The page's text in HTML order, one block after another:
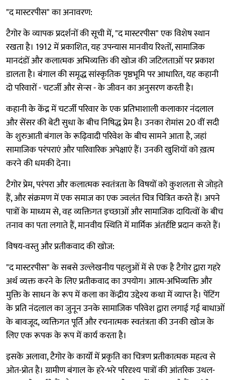
"द मास्टरपीस" का अनावरण:
टैगोर के व्यापक प्रदर्शनों की सूची में, "द मास्टरपीस" एक विशेष स्थान
रखता है। 1912 में प्रकाशित, यह उपन्यास मानवीय रिश्तों, सामाजिक
मानदंडों और कलात्मक अभिव्यक्ति की खोज की जटिलताओं पर प्रकाश
डालता है। बंगाल की समृद्ध सांस्कृतिक पृष्ठभूमि पर आधारित, यह कहानी
दो परिवारों - चटर्जी और सेन्स - के जीवन का अनुसरण करती है।
कहानी के केंद्र में चटर्जी परिवार के एक प्रतिभाशाली कलाकार नंदलाल
और सेंसर की बेटी सुधा के बीच निषिद्ध प्रेम है। उनका रोमांस 20 वीं सदी
के शुरुआती बंगाल के रूढ़िवादी परिवेश के बीच सामने आता है, जहां
सामाजिक परंपराएं और पारिवारिक अपेक्षाएं हैं। उनकी खुशियों को ख़त्म
करने की धमकी देना।
टैगोर प्रेम, परंपरा और कलात्मक स्वतंत्रता के विषयों को कुशलता से जोड़ते
हैं, और संक्रमण में एक समाज का एक ज्वलंत चित्र चित्रित करते हैं। अपने
पात्रों के माध्यम से, वह व्यक्तिगत इच्छाओं और सामाजिक दायित्वों के बीच
तनाव का पता लगाते हैं, मानवीय स्थिति में मार्मिक अंतर्दृष्टि प्रदान करते हैं।
विषय-वस्तु और प्रतीकवाद की खोज:
"द मास्टरपीस" के सबसे उल्लेखनीय पहलुओं में से एक है टैगोर द्वारा गहरे
अर्थ व्यक्त करने के लिए प्रतीकवाद का उपयोग। आत्म-अभिव्यक्ति और
मुक्ति के साधन के रूप में कला का केंद्रीय उद्देश्य कथा में व्याप्त है। पेंटिंग
के प्रति नंदलाल का जुनून उनके सामाजिक परिवेश द्वारा लगाई गई बाधाओं
के बावजूद, व्यक्तिगत पूर्ति और रचनात्मक स्वतंत्रता की उनकी खोज के
लिए एक रूपक के रूप में कार्य करता है।
इसके अलावा, टैगोर के कार्यों में प्रकृति का चित्रण प्रतीकात्मक महत्व से
ओत-प्रोत है। ग्रामीण बंगाल के हरे-भरे परिदृश्य पात्रों की आंतरिक उथल-